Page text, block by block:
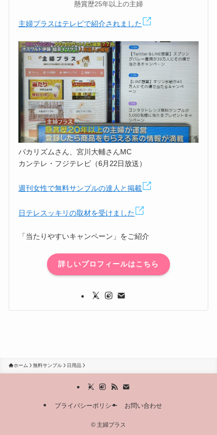
懸賞歴25年以上の主婦
主婦プラスはテレビで紹介されました
バカリズムさん、宮川大輔さんMC
カンテレ・フジテレビ（6月22日放送）
週刊女性で無料サンプルの達人と掲載
日テレスッキリの取材を受けました
「当たりやすいキャンペーン」をご紹介
詳しいプロフィールはこちら
ホーム 無料サンプル 日用品
プライバシーポリシー お問い合わせ
© 主婦プラス